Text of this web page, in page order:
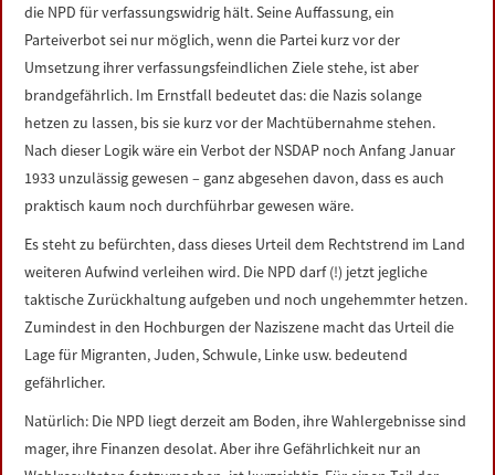
die NPD für verfassungswidrig hält. Seine Auffassung, ein
Parteiverbot sei nur möglich, wenn die Partei kurz vor der
Umsetzung ihrer verfassungsfeindlichen Ziele stehe, ist aber
brandgefährlich. Im Ernstfall bedeutet das: die Nazis solange
hetzen zu lassen, bis sie kurz vor der Machtübernahme stehen.
Nach dieser Logik wäre ein Verbot der NSDAP noch Anfang Januar
1933 unzulässig gewesen – ganz abgesehen davon, dass es auch
praktisch kaum noch durchführbar gewesen wäre.
Es steht zu befürchten, dass dieses Urteil dem Rechtstrend im Land
weiteren Aufwind verleihen wird. Die NPD darf (!) jetzt jegliche
taktische Zurückhaltung aufgeben und noch ungehemmter hetzen.
Zumindest in den Hochburgen der Naziszene macht das Urteil die
Lage für Migranten, Juden, Schwule, Linke usw. bedeutend
gefährlicher.
Natürlich: Die NPD liegt derzeit am Boden, ihre Wahlergebnisse sind
mager, ihre Finanzen desolat. Aber ihre Gefährlichkeit nur an